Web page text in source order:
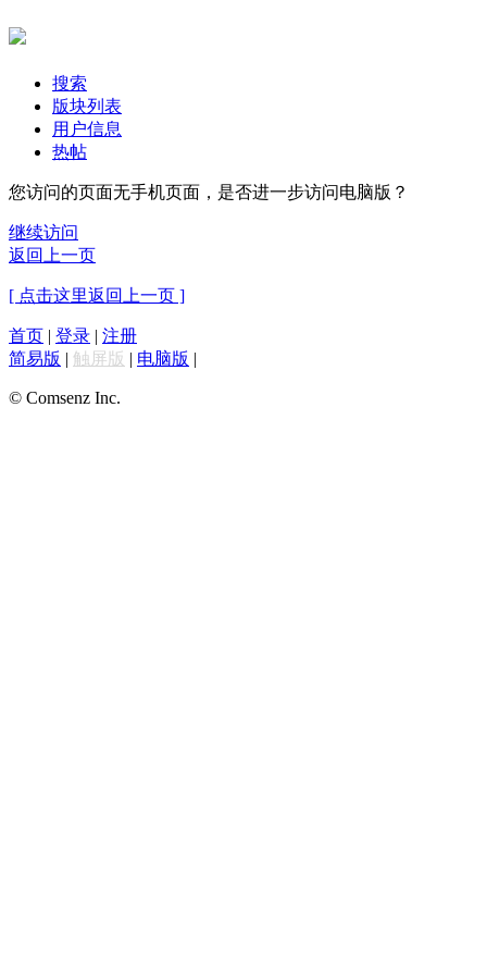
搜索
版块列表
用户信息
热帖
您访问的页面无手机页面，是否进一步访问电脑版？
继续访问
返回上一页
[ 点击这里返回上一页 ]
首页 | 登录 | 注册
简易版 | 触屏版 | 电脑版 |
© Comsenz Inc.